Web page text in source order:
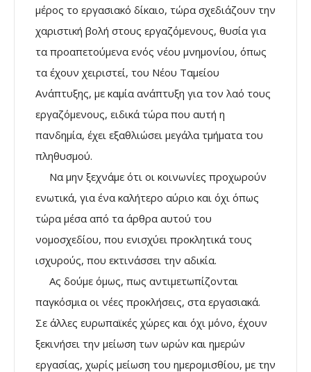
μέρος το εργασιακό δίκαιο, τώρα σχεδιάζουν την
χαριστική βολή στους εργαζόμενους, θυσία για
τα προαπετούμενα ενός νέου μνημονίου, όπως
τα έχουν χειριστεί, του Νέου Ταμείου
Ανάπτυξης, με καμία ανάπτυξη για τον λαό τους
εργαζόμενους, ειδικά τώρα που αυτή η
πανδημία, έχει εξαθλιώσει μεγάλα τμήματα του
πληθυσμού.
Να μην ξεχνάμε ότι οι κοινωνίες προχωρούν
ενωτικά, για ένα καλήτερο αύριο και όχι όπως
τώρα μέσα από τα άρθρα αυτού του
νομοσχεδίου, που ενισχύει προκλητικά τους
ισχυρούς, που εκτινάσσει την αδικία.
Ας δούμε όμως, πως αντιμετωπίζονται
παγκόσμια οι νέες προκλήσεις, στα εργασιακά.
Σε άλλες ευρωπαϊκές χώρες και όχι μόνο, έχουν
ξεκινήσει την μείωση των ωρών και ημερών
εργασίας, χωρίς μείωση του ημερομισθίου, με την